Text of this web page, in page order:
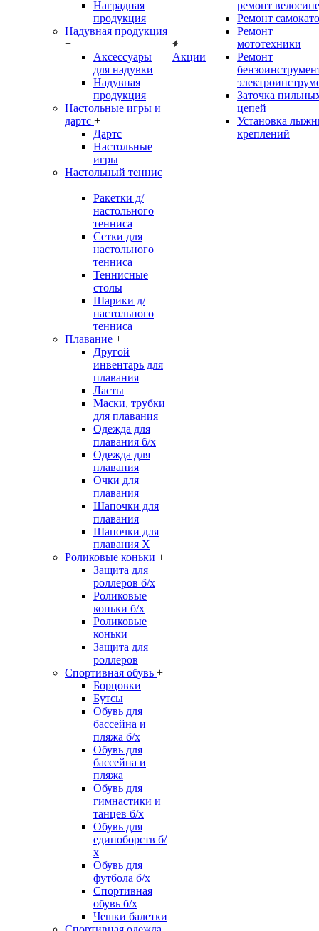
Наградная
продукция
Надувная продукция
+
Аксессуары
для надувки
Надувная
продукция
Настольные игры и
дартс +
Дартс
Настольные
игры
Настольный теннис
+
Ракетки д/
настольного
тенниса
Сетки для
настольного
тенниса
Теннисные
столы
Шарики д/
настольного
тенниса
Плавание +
Другой
инвентарь для
плавания
Ласты
Маски, трубки
для плавания
Одежда для
плавания б/х
Одежда для
плавания
Очки для
плавания
Шапочки для
плавания
Шапочки для
плавания Х
Роликовые коньки +
Защита для
роллеров б/х
Роликовые
коньки б/х
Роликовые
коньки
Защита для
роллеров
Спортивная обувь +
Борцовки
Бутсы
Обувь для
бассейна и
пляжа б/х
Обувь для
бассейна и
пляжа
Обувь для
гимнастики и
танцев б/х
Обувь для
единоборств б/
х
Обувь для
футбола б/х
Спортивная
обувь б/х
Чешки балетки
Акции
ремонт
Ремонт
Ремонт
мототехники
Ремонт
Заточка
цепей
Установка
креплений